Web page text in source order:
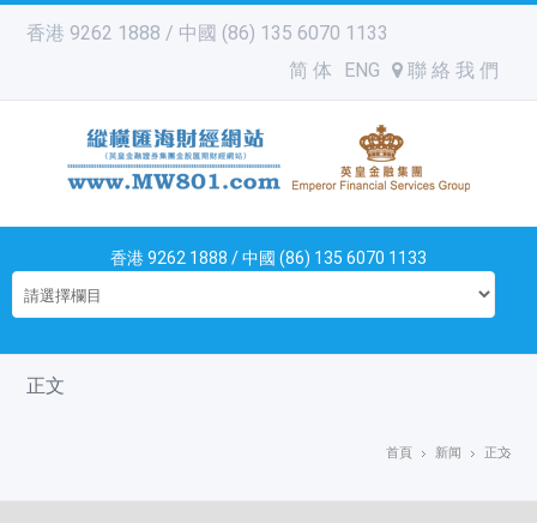
香港 9262 1888 / 中國 (86) 135 6070 1133
简 体
ENG 聯 絡 我 們
香港 9262 1888 / 中國 (86) 135 6070 1133
正文
首頁 新闻 正文